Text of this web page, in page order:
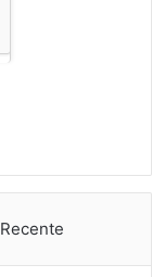
Recente